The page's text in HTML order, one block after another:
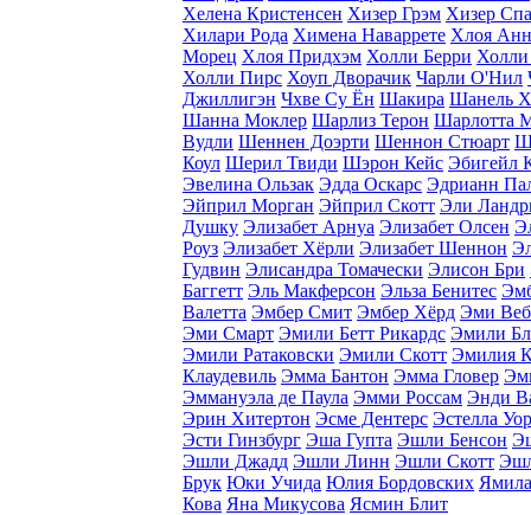
Хелена Кристенсен Хизер Грэм Хизер
Хилари Рода Химена Наваррете Хлоя
Морец Хлоя Придхэм Холли Берри
Холли Пирс Хоуп Дворачик Чарли O'Нил
Джиллигэн Чхве Су Ён Шакира Шанель
Шанна Моклер Шарлиз Терон Шарлотта
Вудли Шеннен Доэрти Шеннон Стюарт
Коул Шерил Твиди Шэрон Кейс Эбигейл
Эвелина Ользак Эдда Оскарс Эдрианн
Эйприл Морган Эйприл Скотт Эли
Душку Элизабет Арнуа Элизабет Олсен
Роуз Элизабет Хёрли Элизабет Шеннон
Гудвин Элисандра Томачески Элисон Бри
Баггетт Эль Макферсон Эльза Бенитес
Валетта Эмбер Смит Эмбер Хёрд Эми
Эми Смарт Эмили Бетт Рикардс Эмили
Эмили Ратаковски Эмили Скотт Эмилия
Клаудевиль Эмма Бантон Эмма Гловер
Эммануэла де Паула Эмми Россам Энди
Эрин Хитертон Эсме Дентерс Эстелла
Эсти Гинзбург Эша Гупта Эшли Бенсон
Эшли Джадд Эшли Линн Эшли Скотт
Брук Юки Учида Юлия Бордовских
Кова Яна Микусова Ясмин Блит